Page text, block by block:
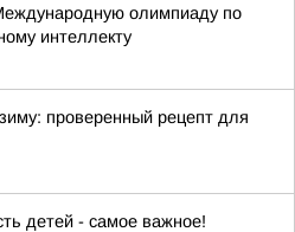
олимпиаду по
интеллекту
проверенный рецепт для
детей - самое важное!